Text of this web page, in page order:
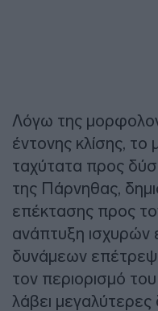
Λόγω της
έντονης κλίσης, το
ταχύτατα προς
της Πάρνηθας,
επέκτασης προς
ανάπτυξη ισχυρών
δυνάμεων
τον περιορισμό
λάβει μεγαλύτερες